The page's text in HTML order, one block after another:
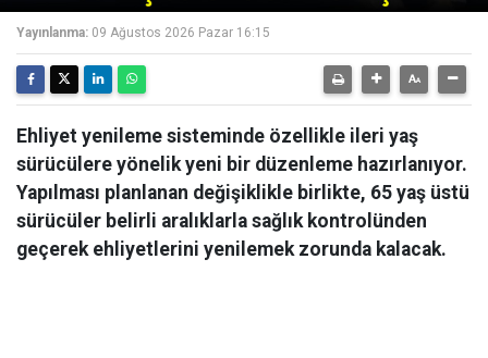
Yayınlanma: 09 Ağustos 2026 Pazar 16:15
Ehliyet yenileme sisteminde özellikle ileri yaş
sürücülere yönelik yeni bir düzenleme hazırlanıyor.
Yapılması planlanan değişiklikle birlikte, 65 yaş üstü
sürücüler belirli aralıklarla sağlık kontrolünden
geçerek ehliyetlerini yenilemek zorunda kalacak.